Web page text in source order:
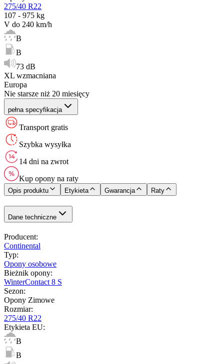
275/40 R22
107 - 975 kg
V do 240 km/h
B
B
73 dB
XL wzmacniana
Europa
Nie starsze niż 20 miesięcy
pełna specyfikacja
Transport gratis
Szybka wysyłka
14 dni na zwrot
Kup opony na raty
Opis produktu Etykieta Gwarancja Raty
Dane techniczne
Producent:
Continental
Typ:
Opony osobowe
Bieżnik opony:
WinterContact 8 S
Sezon:
Opony Zimowe
Rozmiar:
275/40 R22
Etykieta EU:
B
B